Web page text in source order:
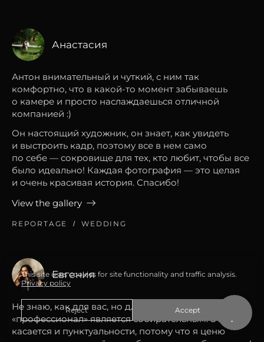
Анастасия
Антон внимательный и чуткий, с ним так
комфортно, что в какой-то момент забываешь
о камере и просто наслаждаешься отличной
компанией :)
Он настоящий художник, он знает, как увидеть
и выстроить кадр, поэтому все в нем само
по себе — сокровище для тех, кто любит, чтобы все
было идеально! Каждая фотография — это целая
и очень красивая история. Спасибо!
View the gallery
REPORTAGE WEDDING
Евгения
Не знаю, как для вас, но для меня слово
«профессионал» является собирательным. Это
касается и пунктуальности, потому что я ценю
This site uses cookies for site functionality and traffic analysis.
Privacy policy
Reject Accept